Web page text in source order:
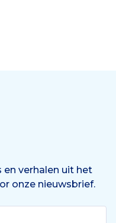
en verhalen uit het
onze nieuwsbrief.